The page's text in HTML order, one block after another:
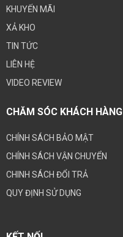
KHUYẾN MÃI
XẢ KHO
TIN TỨC
LIÊN HỆ
VIDEO REVIEW
CHĂM SÓC KHÁCH HÀNG
CHÍNH SÁCH BẢO MẬT
CHÍNH SÁCH VẬN CHUYỂN
CHINH SÁCH ĐỔI TRẢ
QUY ĐỊNH SỬ DỤNG